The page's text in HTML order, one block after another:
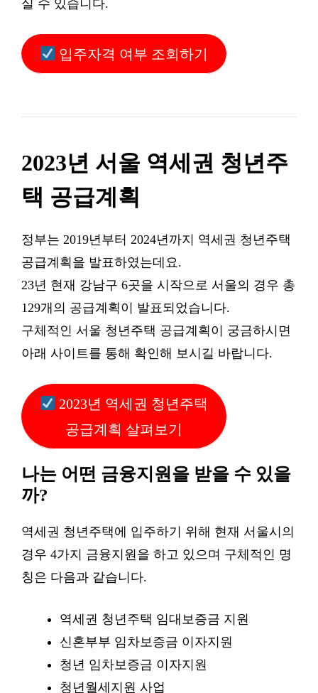
실 수 있습니다.
입주자격 여부 조회하기
2023년 서울 역세권 청년주
택 공급계획
정부는 2019년부터 2024년까지 역세권 청년주택
공급계획을 발표하였는데요.
23년 현재 강남구 6곳을 시작으로 서울의 경우 총
129개의 공급계획이 발표되었습니다.
구체적인 서울 청년주택 공급계획이 궁금하시면
아래 사이트를 통해 확인해 보시길 바랍니다.
2023년 역세권 청년주택
공급계획 살펴보기
나는 어떤 금융지원을 받을 수 있을
까?
역세권 청년주택에 입주하기 위해 현재 서울시의
경우 4가지 금융지원을 하고 있으며 구체적인 명
칭은 다음과 같습니다.
역세권 청년주택 임대보증금 지원
신혼부부 임차보증금 이자지원
청년 임차보증금 이자지원
청년월세지원 사업